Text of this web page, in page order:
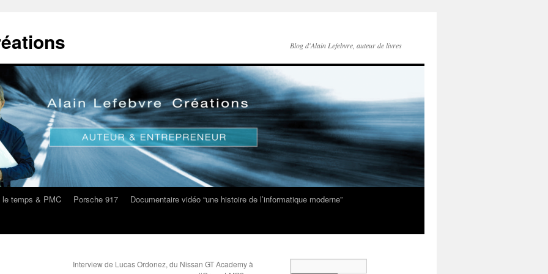
Blog d'Alain Lefebvre, auteur de livres
le temps & PMC Porsche 917
Documentaire vidéo “une histoire de l’informatique moderne”
Interview de Lucas Ordonez, du Nissan GT Academy à